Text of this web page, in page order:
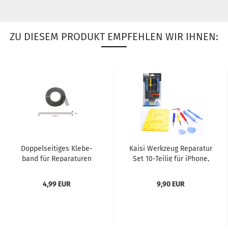
ZU DIESEM PRODUKT EMPFEHLEN WIR IHNEN:
Dop­pel­sei­ti­ges Kle­be­
band für Re­pa­ra­tu­ren
4,99 EUR
Kaisi Werk­zeug Re­pa­ra­tur
Set 10-​Tei­lig für iPho­ne,
9,90 EUR